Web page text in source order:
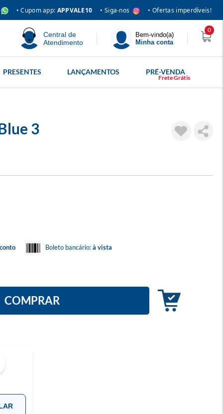
• Cupom app: APPVALE10 • Siga-nos • Ofertas imperdíveis!
Central de
Atendimento
Bem-vindo(a)
Minha conta
0
PRESENTES LANÇAMENTOS PRÉ-VENDA
3
Boleto bancário:à vista
COMPRAR